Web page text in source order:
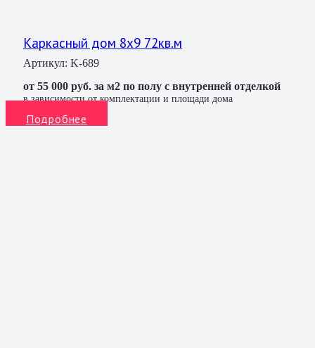
Каркасный дом 8х9 72кв.м
Артикул: K-689
от 55 000 руб. за м2 по полу с внутренней отделкой
в зависимости от комплектации и площади дома
Подробнее